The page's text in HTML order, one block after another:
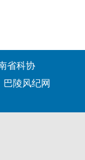
省科协
巴陵风纪网